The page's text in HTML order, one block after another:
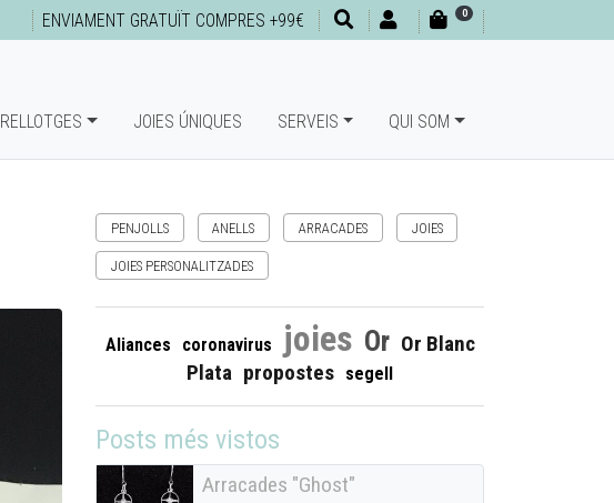
ENVIAMENT GRATUÏT COMPRES +99€ 0
RELLOTGES JOIES ÚNIQUES SERVEIS QUI SOM
PENJOLLS ANELLS ARRACADES JOIES
JOIES PERSONALITZADES
Aliances coronavirus joies Or Or Blanc
Plata propostes segell
Posts més vistos
Arracades "Ghost"